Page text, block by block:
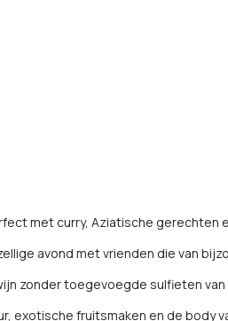
met curry, Aziatische gerechten
avond met vrienden die van
zonder toegevoegde sulfieten
exotische fruitsmaken en de body